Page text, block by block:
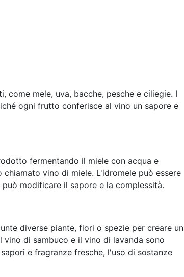
mele, uva, bacche, pesche e ciliegie. I
ogni frutto conferisce al vino un sapore e
fermentando il miele con acqua e
vino di miele. L'idromele può essere
modificare il sapore e la complessità.
diverse piante, fiori o spezie per creare un
di sambuco e il vino di lavanda sono
e fragranze fresche, l'uso di sostanze